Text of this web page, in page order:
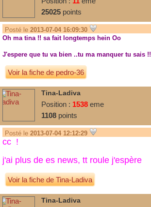
25025 points
Posté le 2013-07-04 16:09:30
Oh ma tina !! sa fait longtemps hein Oo
J'espere que tu va bien ..tu ma manquer tu sais !!
Voir la fiche de pedro-36
Tina-Ladiva
Position : 1538 eme
1108 points
Posté le 2013-07-04 12:12:29
cc !
j'ai plus de es news, tt roule j'espère
Voir la fiche de Tina-Ladiva
Tina-Ladiva